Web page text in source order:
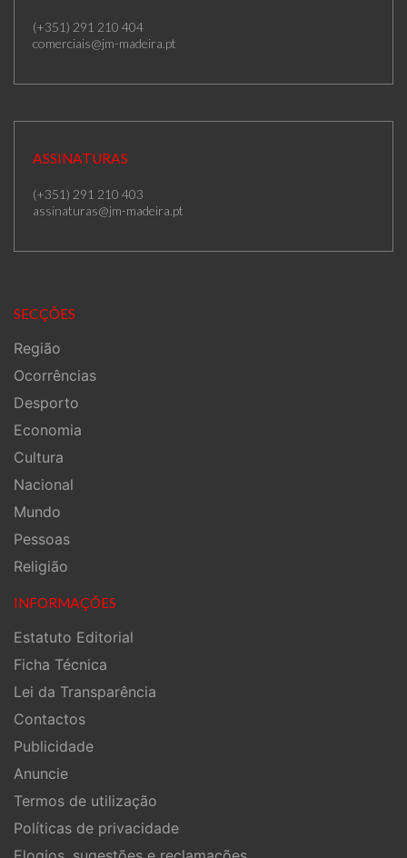
(+351) 291 210 404
comerciais@jm-madeira.pt
ASSINATURAS
(+351) 291 210 403
assinaturas@jm-madeira.pt
SECÇÕES
Região
Ocorrências
Desporto
Economia
Cultura
Nacional
Mundo
Pessoas
Religião
INFORMAÇÕES
Estatuto Editorial
Ficha Técnica
Lei da Transparência
Contactos
Publicidade
Anuncie
Termos de utilização
Políticas de privacidade